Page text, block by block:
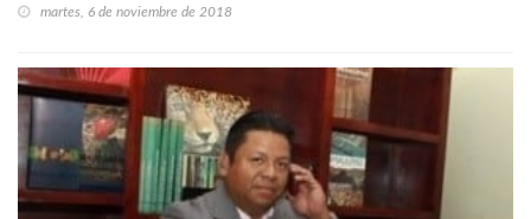
martes, 6 de noviembre de 2018